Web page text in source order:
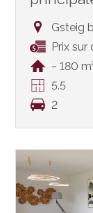
Gsteig
Prix
~ 180
5.5
2